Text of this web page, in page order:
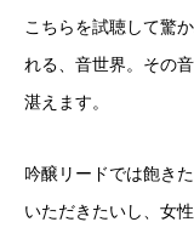
こちらを試聴して驚
れる、音世界。その
湛えます。
吟醸リードでは飽き
いただきたいし、女